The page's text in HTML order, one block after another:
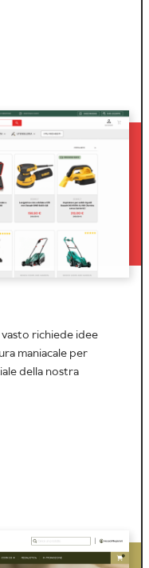
richiede idee
maniacale per
della nostra